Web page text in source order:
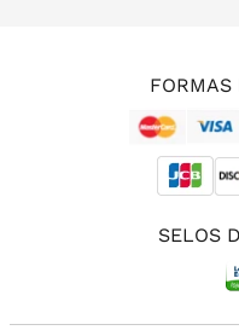
FORMAS
SELOS